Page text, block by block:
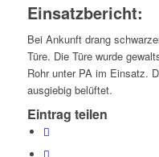
Einsatzbericht:
Bei Ankunft drang
Türe. Die Türe wurde
Rohr unter PA im Einsatz.
ausgiebig belüftet.
Eintrag teilen